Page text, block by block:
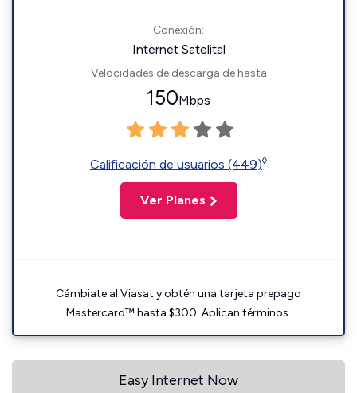
Conexión:
Internet Satelital
Velocidades de descarga de hasta
150Mbps
Calificación de usuarios (449)◊
Ver Planes
Cámbiate al Viasat y obtén una tarjeta prepago
Mastercard™ hasta $300. Aplican términos.
Easy Internet Now